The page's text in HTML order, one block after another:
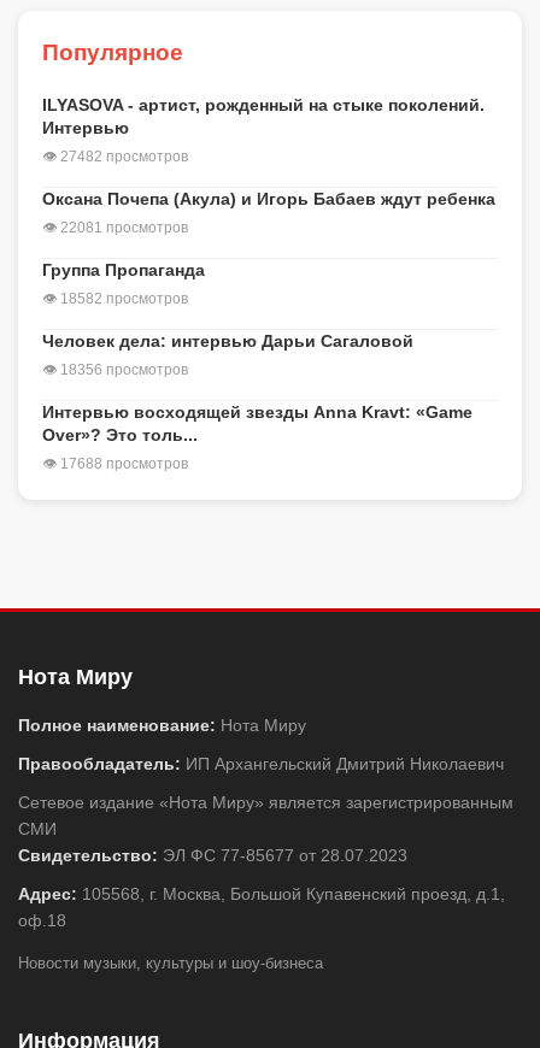
Популярное
ILYASOVA - артист, рожденный на стыке поколений.
Интервью
👁 27482 просмотров
Оксана Почепа (Акула) и Игорь Бабаев ждут ребенка
👁 22081 просмотров
Группа Пропаганда
👁 18582 просмотров
Человек дела: интервью Дарьи Сагаловой
👁 18356 просмотров
Интервью восходящей звезды Anna Kravt: «Game
Over»? Это толь...
👁 17688 просмотров
Нота Миру
Полное наименование: Нота Миру
Правообладатель: ИП Архангельский Дмитрий Николаевич
Сетевое издание «Нота Миру» является зарегистрированным
СМИ
Свидетельство: ЭЛ ФС 77-85677 от 28.07.2023
Адрес: 105568, г. Москва, Большой Купавенский проезд, д.1,
оф.18
Новости музыки, культуры и шоу-бизнеса
Информация